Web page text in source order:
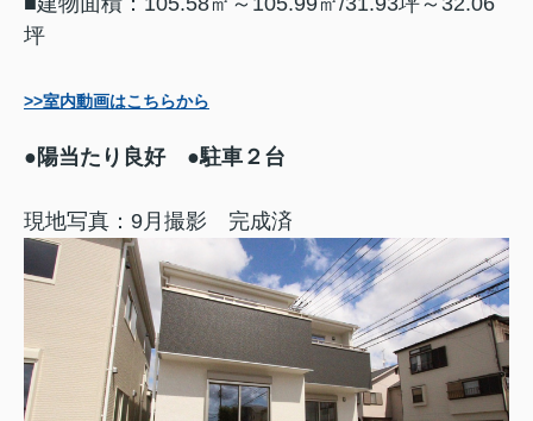
坪
>>室内動画はこちらから
●陽当たり良好 ●駐車２台
現地写真：9月撮影 完成済